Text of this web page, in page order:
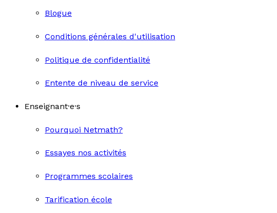
Blogue
Conditions générales d'utilisation
Politique de confidentialité
Entente de niveau de service
Enseignant·e·s
Pourquoi Netmath?
Essayes nos activités
Programmes scolaires
Tarification école